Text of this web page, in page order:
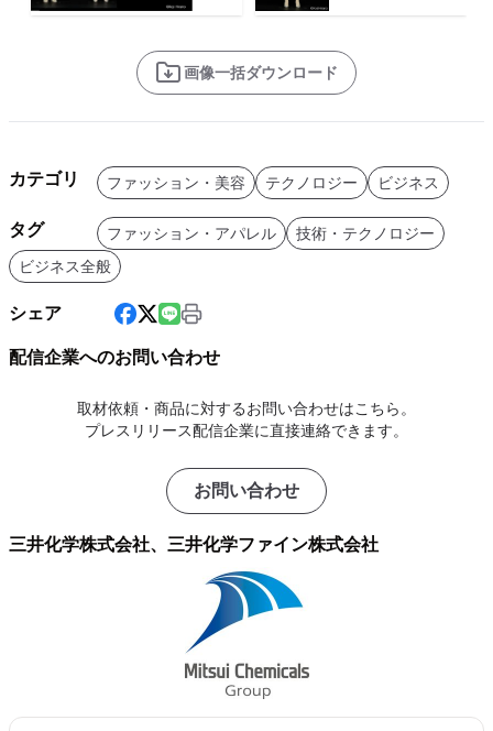
画像一括ダウンロード
カテゴリ ファッション・美容 テクノロジー ビジネス
タグ ファッション・アパレル
技術・テクノロジー
ビジネス全般
シェア
配信企業へのお問い合わせ
取材依頼・商品に対するお問い合わせはこちら。
プレスリリース配信企業に直接連絡できます。
お問い合わせ
三井化学株式会社、三井化学ファイン株式会社